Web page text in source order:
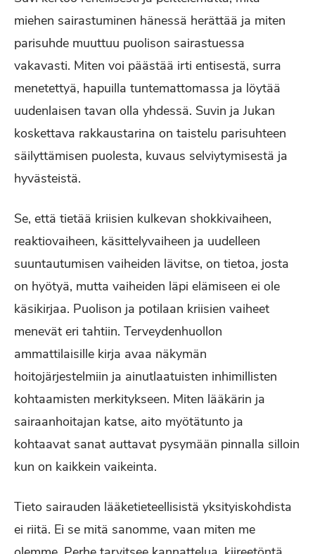
miehen sairastuminen hänessä herättää ja miten
parisuhde muuttuu puolison sairastuessa
vakavasti. Miten voi päästää irti entisestä, surra
menetettyä, hapuilla tuntemattomassa ja löytää
uudenlaisen tavan olla yhdessä. Suvin ja Jukan
koskettava rakkaustarina on taistelu parisuhteen
säilyttämisen puolesta, kuvaus selviytymisestä ja
hyvästeistä.
Se, että tietää kriisien kulkevan shokkivaiheen,
reaktiovaiheen, käsittelyvaiheen ja uudelleen
suuntautumisen vaiheiden lävitse, on tietoa, josta
on hyötyä, mutta vaiheiden läpi elämiseen ei ole
käsikirjaa. Puolison ja potilaan kriisien vaiheet
menevät eri tahtiin. Terveydenhuollon
ammattilaisille kirja avaa näkymän
hoitojärjestelmiin ja ainutlaatuisten inhimillisten
kohtaamisten merkitykseen. Miten lääkärin ja
sairaanhoitajan katse, aito myötätunto ja
kohtaavat sanat auttavat pysymään pinnalla silloin
kun on kaikkein vaikeinta.
Tieto sairauden lääketieteellisistä yksityiskohdista
ei riitä. Ei se mitä sanomme, vaan miten me